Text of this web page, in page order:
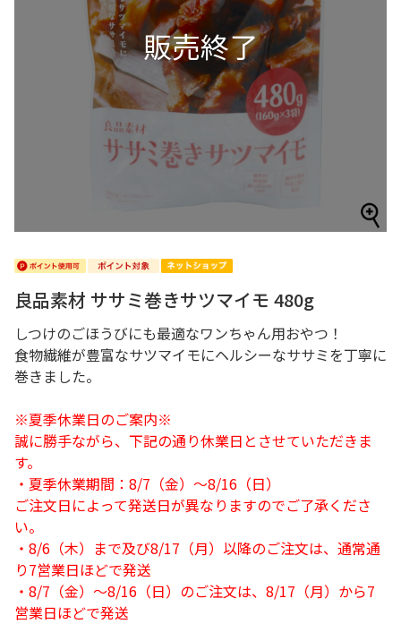
良品素材 ササミ巻きサツマイモ 480g
しつけのごほうびにも最適なワンちゃん用おやつ！
食物繊維が豊富なサツマイモにヘルシーなササミを丁寧に
巻きました。
※夏季休業日のご案内※
誠に勝手ながら、下記の通り休業日とさせていただきま
す。
・夏季休業期間：8/7（金）～8/16（日）
ご注文日によって発送日が異なりますのでご了承くださ
い。
・8/6（木）まで及び8/17（月）以降のご注文は、通常通
り7営業日ほどで発送
・8/7（金）～8/16（日）のご注文は、8/17（月）から7
営業日ほどで発送